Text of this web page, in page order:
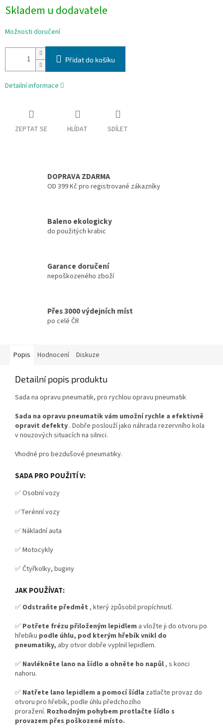
cena:
Skladem u dodavatele
Možnosti doručení
Přidat do košíku
Detailní informace
ZEPTAT SE HLÍDAT SDÍLET
DOPRAVA ZDARMA
OD 399 Kč pro registrované zákazníky
Baleno ekologicky
do použitých krabic
Garance doručení
nepoškozeného zboží
Přes 3000 výdejních míst
po celé ČR
Popis Hodnocení Diskuze
Detailní popis produktu
Sada na opravu pneumatik, pro rychlou opravu pneumatik
Sada na opravu pneumatik vám umožní rychle a efektivně
opravit defekty . Dobře poslouží jako náhrada rezervního kola
v nouzových situacích na silnici.
Vhodné pro bezdušové pneumatiky.
SADA PRO POUŽITÍ V:
✅ Osobní vozy
✅Terénní vozy
✅ Nákladní auta
✅ Motocykly
✅ Čtyřkolky, buginy
JAK POUŽÍVAT:
✅ Odstraňte předmět , který způsobil propíchnutí.
✅ Potřete frézu přiloženým lepidlem a vložte ji do otvoru po
hřebíku podle úhlu, pod kterým hřebík vnikl do
pneumatiky, aby otvor dobře vyplnil lepidlem.
✅ Navlékněte lano na šídlo a ohněte ho napůl, s konci
nahoru.
✅ Natřete lano lepidlem a pomocí šídla zatlačte provaz do
otvoru pro hřebík, podle úhlu předchozího
proražení. Rozhodným pohybem protlačte šídlo s
provazem přes poškozené místo.